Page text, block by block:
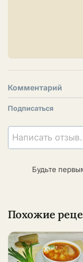
Комментарий
Подписаться
Написать
Будьте
Похожие